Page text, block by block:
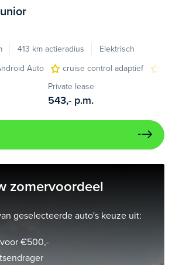
413 km actieradius
Elektrisch
Auto
cruise control adaptief
Private lease
543,- p.m.
zomervoordeel
geselecteerde auto's keuze uit:
€500,-